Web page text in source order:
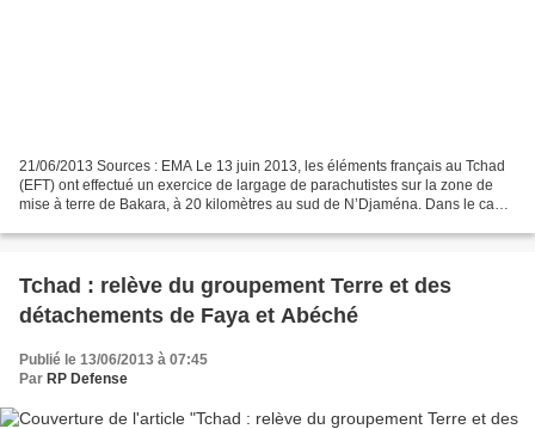
21/06/2013 Sources : EMA Le 13 juin 2013, les éléments français au Tchad
(EFT) ont effectué un exercice de largage de parachutistes sur la zone de
mise à terre de Bakara, à 20 kilomètres au sud de N’Djaména. Dans le cadre
Tchad : relève du groupement Terre et des
détachements de Faya et Abéché
Publié le 13/06/2013 à 07:45
Par RP Defense